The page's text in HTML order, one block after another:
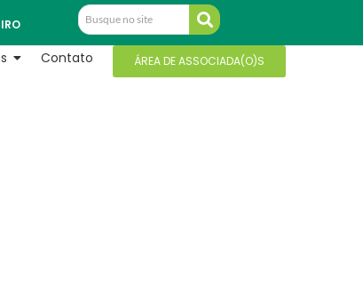
Contato ÁREA DE ASSOCIADA(O)S